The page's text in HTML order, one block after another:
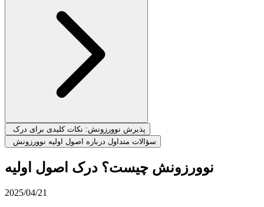
پذیرش نوورزونش: نکات کلیدی برای درک
سؤالات متداول درباره اصول اولیه نوورزونش
نوورزونش چیست؟ درک اصول اولیه
2025/04/21